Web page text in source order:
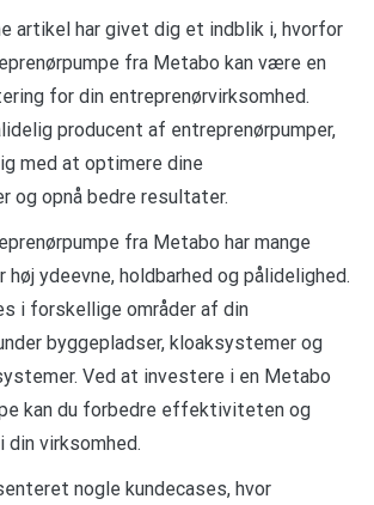
artikel har givet dig et indblik i, hvorfor
fra Metabo kan være en
for din entreprenørvirksomhed.
producent af entreprenørpumper,
med at optimere dine
og opnå bedre resultater.
fra Metabo har mange
høj ydeevne, holdbarhed og pålidelighed.
i forskellige områder af din
byggepladser, kloaksystemer og
Ved at investere i en Metabo
kan du forbedre effektiviteten og
virksomhed.
nogle kundecases, hvor